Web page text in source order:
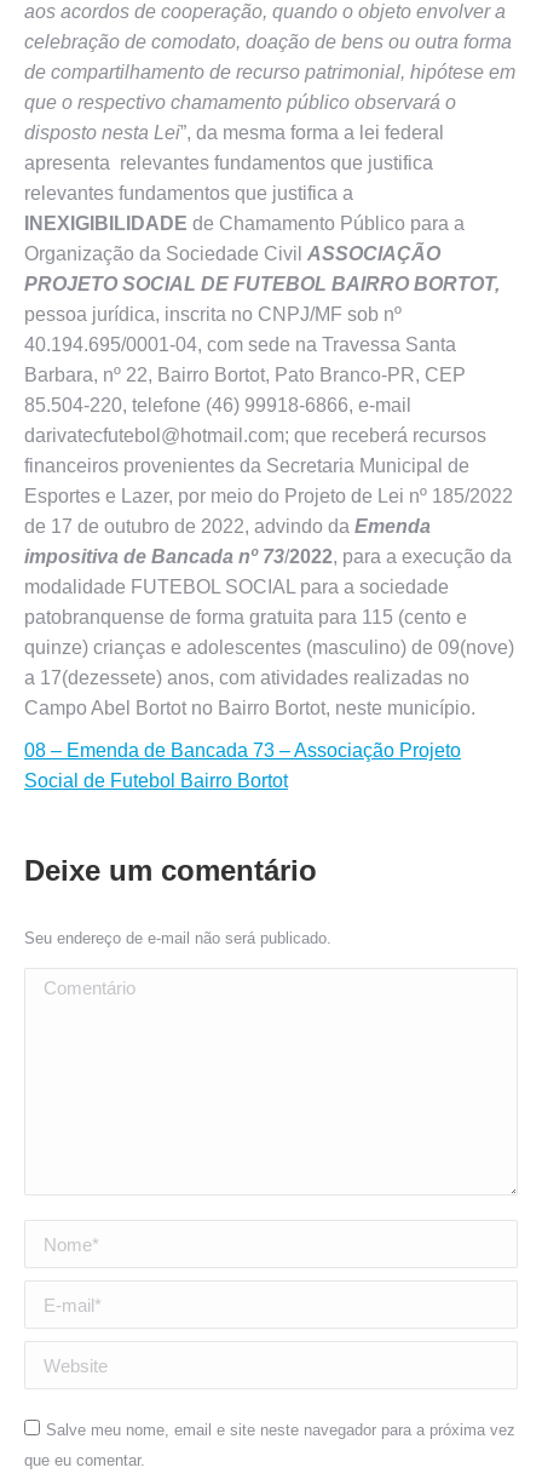
aos acordos de cooperação, quando o objeto envolver a
celebração de comodato, doação de bens ou outra forma
de compartilhamento de recurso patrimonial, hipótese em
que o respectivo chamamento público observará o
disposto nesta Lei”, da mesma forma a lei federal
apresenta relevantes fundamentos que justifica
relevantes fundamentos que justifica a
INEXIGIBILIDADE de Chamamento Público para a
Organização da Sociedade Civil ASSOCIAÇÃO
PROJETO SOCIAL DE FUTEBOL BAIRRO BORTOT,
pessoa jurídica, inscrita no CNPJ/MF sob nº
40.194.695/0001-04, com sede na Travessa Santa
Barbara, nº 22, Bairro Bortot, Pato Branco-PR, CEP
85.504-220, telefone (46) 99918-6866, e-mail
darivatecfutebol@hotmail.com; que receberá recursos
financeiros provenientes da Secretaria Municipal de
Esportes e Lazer, por meio do Projeto de Lei nº 185/2022
de 17 de outubro de 2022, advindo da Emenda
impositiva de Bancada nº 73/2022, para a execução da
modalidade FUTEBOL SOCIAL para a sociedade
patobranquense de forma gratuita para 115 (cento e
quinze) crianças e adolescentes (masculino) de 09(nove)
a 17(dezessete) anos, com atividades realizadas no
Campo Abel Bortot no Bairro Bortot, neste município.
08 – Emenda de Bancada 73 – Associação Projeto
Social de Futebol Bairro Bortot
Deixe um comentário
Seu endereço de e-mail não será publicado.
Comentário
Nome *
E-mail *
Website
Salve meu nome, email e site neste navegador para a próxima vez
que eu comentar.